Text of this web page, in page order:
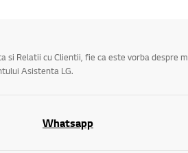
Relatii cu Clientii, fie ca este vorba despre
Asistenta LG.
Whatsapp